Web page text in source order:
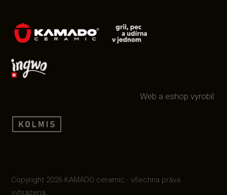
Web a eshop vyrobil:
Copyright 2026 KAMADO ceramic - všechna práva
vyhrazena.